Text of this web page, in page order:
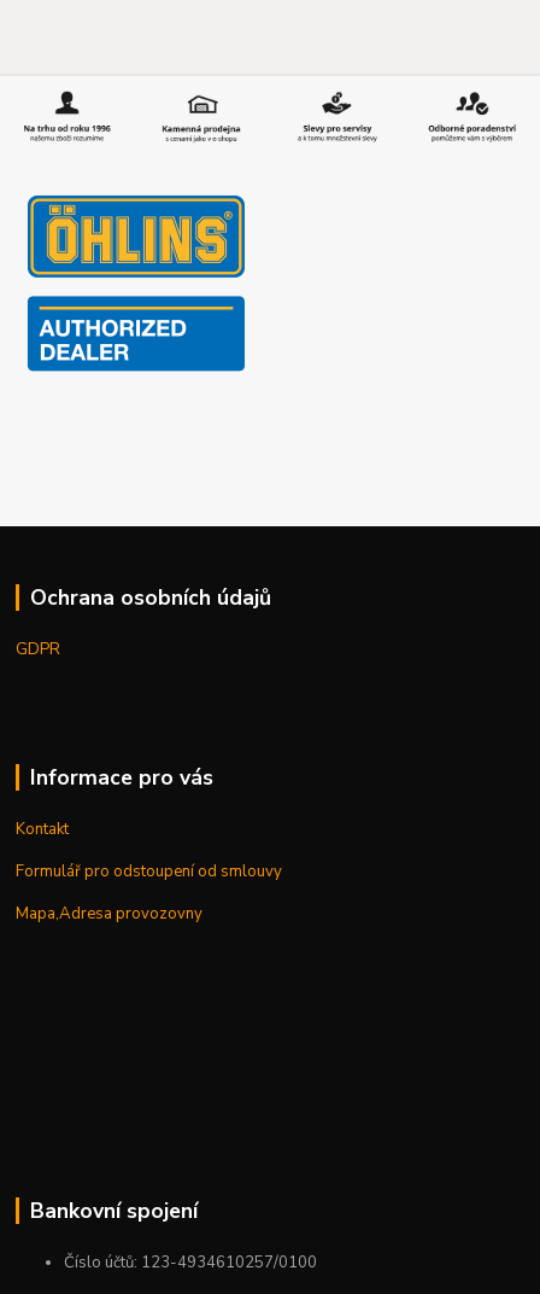
Ochrana osobních údajů
GDPR
Informace pro vás
Kontakt
Formulář pro odstoupení od smlouvy
Mapa,Adresa provozovny
Bankovní spojení
Číslo účtů: 123-4934610257/0100